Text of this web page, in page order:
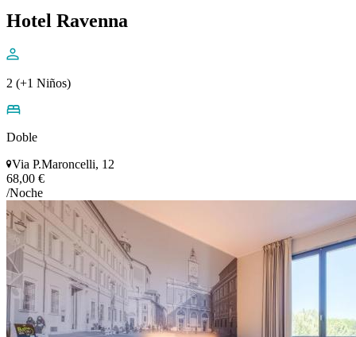
Hotel Ravenna
2 (+1 Niños)
Doble
Via P.Maroncelli, 12
68,00 €
/Noche